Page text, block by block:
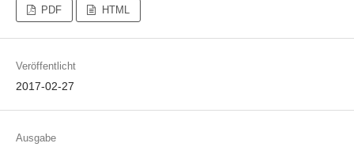
PDF HTML
Veröffentlicht
2017-02-27
Ausgabe